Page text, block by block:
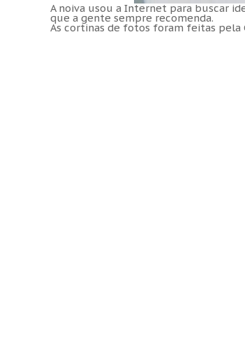
A noiva usou a Internet para buscar
que a gente sempre recomenda.
As cortinas de fotos foram feitas pela